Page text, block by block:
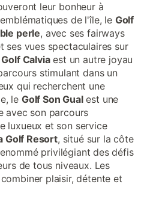
leur bonheur à
de l'île, le Golf
perle, avec ses fairways
ses vues spectaculaires sur
Calviaest un autre joyau
stimulant dans un
qui recherchent une
le Golf Son Gualest une
avec son parcours
luxueux et son service
Golf Resort, situé sur la côte
privilégiant des défis
de tous niveaux. Les
plaisir, détente et